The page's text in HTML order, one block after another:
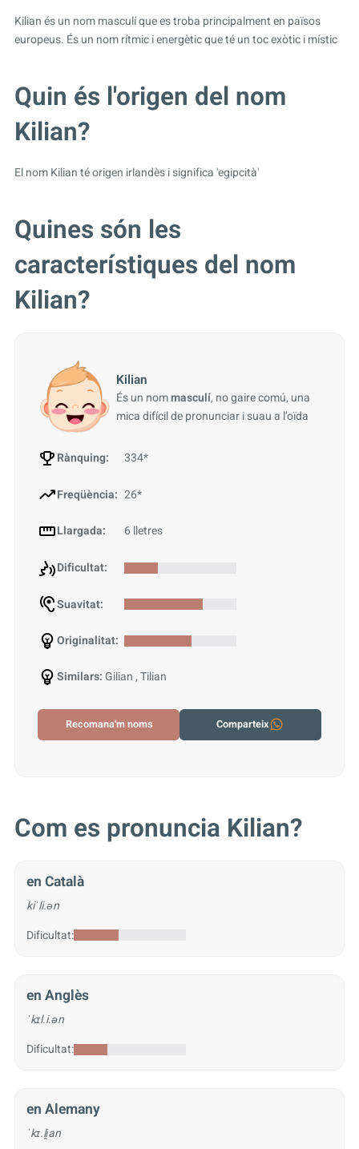
Kilian és un nom masculí que es troba principalment en països
europeus. És un nom rítmic i energètic que té un toc exòtic i místic
Quin és l'origen del nom
Kilian?
El nom Kilian té origen irlandès i significa 'egipcità'
Quines són les
característiques del nom
Kilian?
Rànquing: 334*
Freqüència: 26*
Llargada: 6 lletres
Dificultat:
Suavitat:
Originalitat:
Similars: Gilian , Tilian
Recomana'm noms Comparteix
Kilian
És un nommasculí, no gaire comú, una
mica difícil de pronunciar i suau a l’oïda
Com es pronuncia Kilian?
en Català
kiˈli.ən
Dificultat:
en Anglès
ˈkɪl.i.ən
Dificultat:
en Alemany
ˈkɪ.li̯an